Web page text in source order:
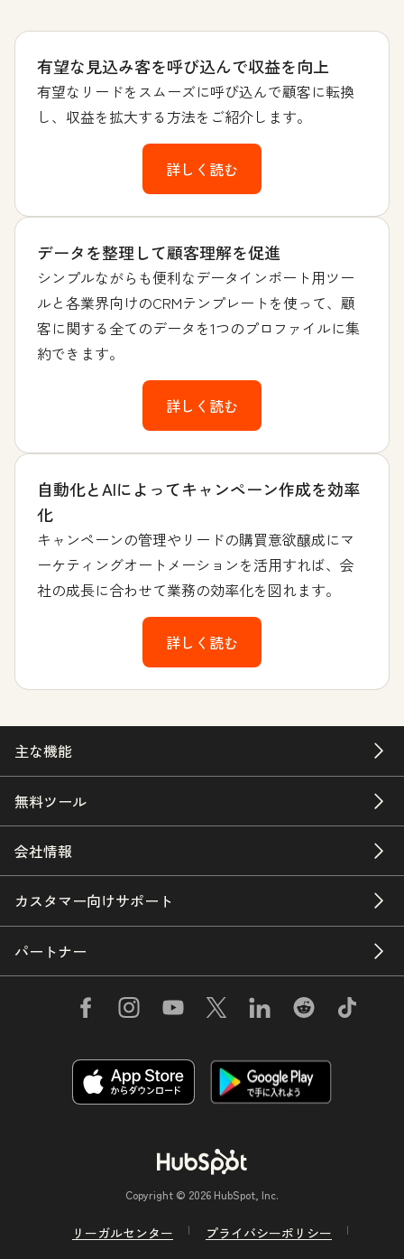
有望な見込み客を呼び込んで収益を向上
有望なリードをスムーズに呼び込んで顧客に転換
し、収益を拡大する方法をご紹介します。
詳しく読む
データを整理して顧客理解を促進
シンプルながらも便利なデータインポート用ツー
ルと各業界向けのCRMテンプレートを使って、顧
客に関する全てのデータを1つのプロファイルに集
約できます。
詳しく読む
自動化とAIによってキャンペーン作成を効率
化
キャンペーンの管理やリードの購買意欲醸成にマ
ーケティングオートメーションを活用すれば、会
社の成長に合わせて業務の効率化を図れます。
詳しく読む
主な機能
無料ツール
会社情報
カスタマー向けサポート
パートナー
Copyright © 2026 HubSpot, Inc.
リーガルセンター
プライバシーポリシー